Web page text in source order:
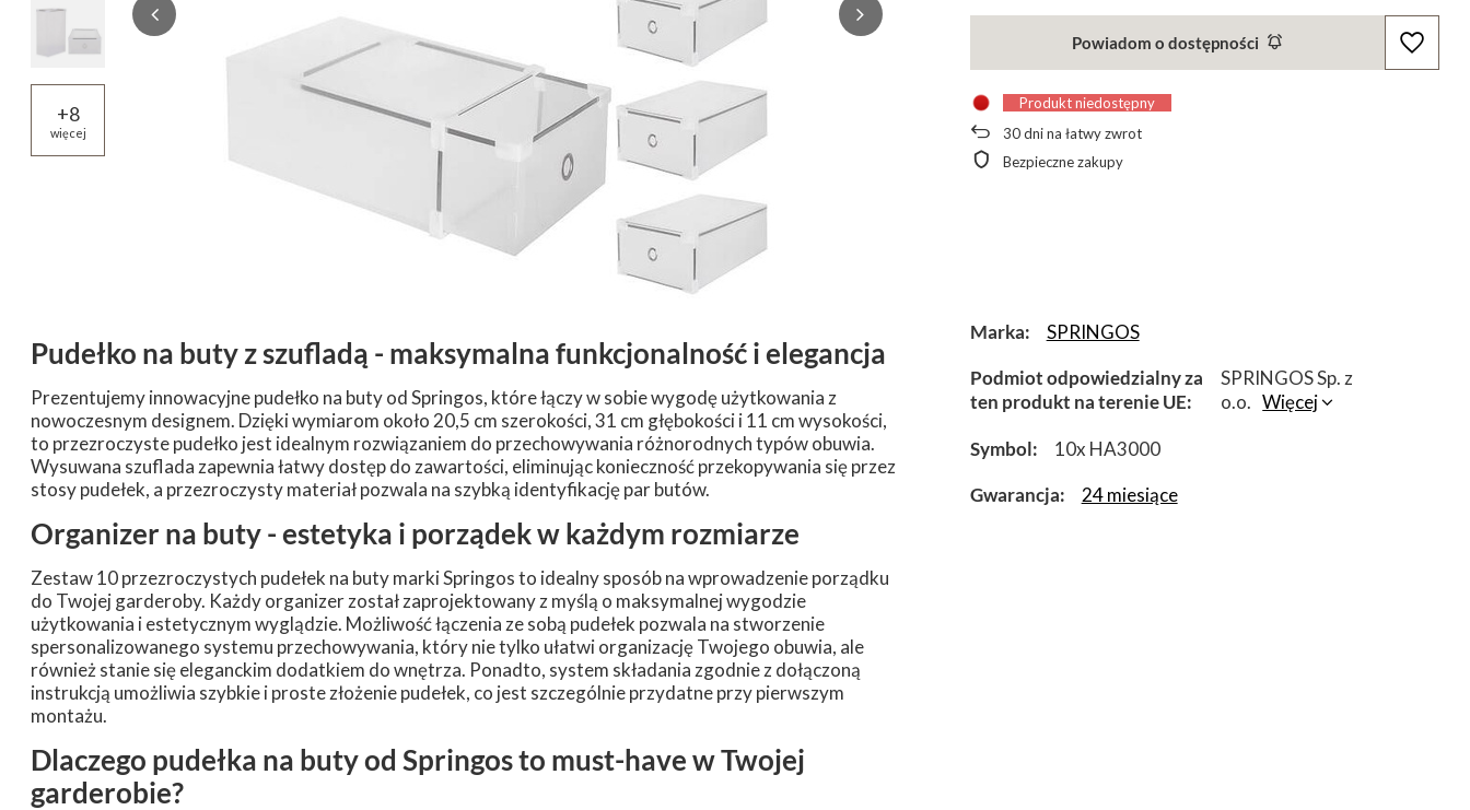
+8
więcej
Powiadom o dostępności
Produkt niedostępny
30dni na łatwy zwrot
Bezpieczne zakupy
Pudełko na buty z szufladą - maksymalna funkcjonalność i elegancja
Prezentujemy innowacyjne pudełko na buty od Springos, które łączy w sobie wygodę użytkowania z
nowoczesnym designem. Dzięki wymiarom około 20,5 cm szerokości, 31 cm głębokości i 11 cm wysokości,
to przezroczyste pudełko jest idealnym rozwiązaniem do przechowywania różnorodnych typów obuwia.
Wysuwana szuflada zapewnia łatwy dostęp do zawartości, eliminując konieczność przekopywania się przez
stosy pudełek, a przezroczysty materiał pozwala na szybką identyfikację par butów.
Organizer na buty - estetyka i porządek w każdym rozmiarze
Zestaw 10 przezroczystych pudełek na buty marki Springos to idealny sposób na wprowadzenie porządku
do Twojej garderoby. Każdy organizer został zaprojektowany z myślą o maksymalnej wygodzie
użytkowania i estetycznym wyglądzie. Możliwość łączenia ze sobą pudełek pozwala na stworzenie
spersonalizowanego systemu przechowywania, który nie tylko ułatwi organizację Twojego obuwia, ale
również stanie się eleganckim dodatkiem do wnętrza. Ponadto, system składania zgodnie z dołączoną
instrukcją umożliwia szybkie i proste złożenie pudełek, co jest szczególnie przydatne przy pierwszym
montażu.
Dlaczego pudełka na buty od Springos to must-have w Twojej
garderobie?
Marka
SPRINGOS
Podmiot odpowiedzialny za
ten produkt na terenie UE
SPRINGOS Sp. z
o.o. Więcej
Symbol
10x HA3000
Gwarancja
24 miesiące